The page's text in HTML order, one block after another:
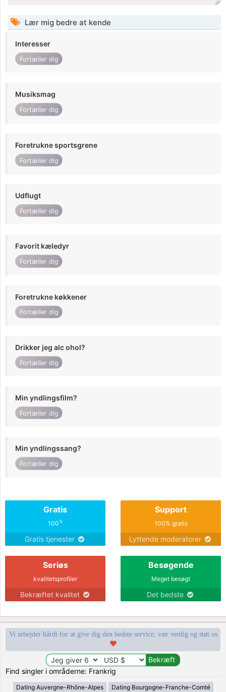
Lær mig bedre at kende
Interesser
Fortæller dig
Musiksmag
Fortæller dig
Foretrukne sportsgrene
Fortæller dig
Udflugt
Fortæller dig
Favorit kæledyr
Fortæller dig
Foretrukne køkkener
Fortæller dig
Drikker jeg alc ohol?
Fortæller dig
Min yndlingsfilm?
Fortæller dig
Min yndlingssang?
Fortæller dig
Gratis
100%
Gratis tjenester
Support
100% gratis
Lyttende moderatorer
Seriøs
kvalitetsprofiler
Bekræftet kvalitet
Besøgende
Meget besøgt
Det bedste
Vi arbejder hårdt for at give dig den bedste service, vær venlig og støt os
Find singler i områderne: Frankrig
Dating Auvergne-Rhône-Alpes Dating Bourgogne-Franche-Comté